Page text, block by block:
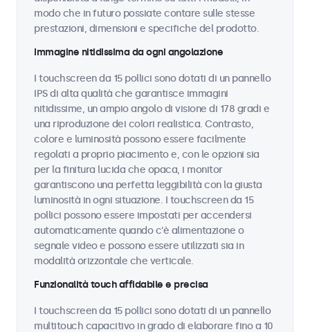
modo che in futuro possiate contare sulle stesse
prestazioni, dimensioni e specifiche del prodotto.
Immagine nitidissima da ogni angolazione
I touchscreen da 15 pollici sono dotati di un pannello
IPS di alta qualità che garantisce immagini
nitidissime, un ampio angolo di visione di 178 gradi e
una riproduzione dei colori realistica. Contrasto,
colore e luminosità possono essere facilmente
regolati a proprio piacimento e, con le opzioni sia
per la finitura lucida che opaca, i monitor
garantiscono una perfetta leggibilità con la giusta
luminosità in ogni situazione. I touchscreen da 15
pollici possono essere impostati per accendersi
automaticamente quando c'è alimentazione o
segnale video e possono essere utilizzati sia in
modalità orizzontale che verticale.
Funzionalità touch affidabile e precisa
I touchscreen da 15 pollici sono dotati di un pannello
multitouch capacitivo in grado di elaborare fino a 10